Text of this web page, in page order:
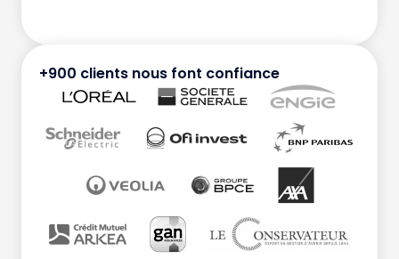
+900 clients nous font confiance